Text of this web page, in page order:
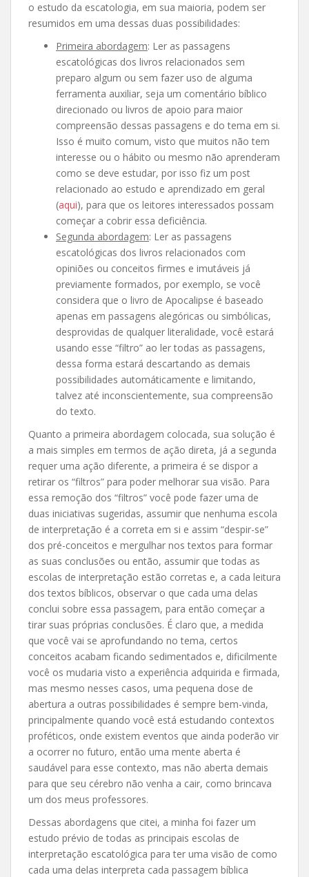
o estudo da escatologia, em sua maioria, podem ser
resumidos em uma dessas duas possibilidades:
Primeira abordagem: Ler as passagens
escatológicas dos livros relacionados sem
preparo algum ou sem fazer uso de alguma
ferramenta auxiliar, seja um comentário bíblico
direcionado ou livros de apoio para maior
compreensão dessas passagens e do tema em si.
Isso é muito comum, visto que muitos não tem
interesse ou o hábito ou mesmo não aprenderam
como se deve estudar, por isso fiz um post
relacionado ao estudo e aprendizado em geral
(aqui), para que os leitores interessados possam
começar a cobrir essa deficiência.
Segunda abordagem: Ler as passagens
escatológicas dos livros relacionados com
opiniões ou conceitos firmes e imutáveis já
previamente formados, por exemplo, se você
considera que o livro de Apocalipse é baseado
apenas em passagens alegóricas ou simbólicas,
desprovidas de qualquer literalidade, você estará
usando esse “filtro” ao ler todas as passagens,
dessa forma estará descartando as demais
possibilidades automáticamente e limitando,
talvez até inconscientemente, sua compreensão
do texto.
Quanto a primeira abordagem colocada, sua solução é
a mais simples em termos de ação direta, já a segunda
requer uma ação diferente, a primeira é se dispor a
retirar os “filtros” para poder melhorar sua visão. Para
essa remoção dos “filtros” você pode fazer uma de
duas iniciativas sugeridas, assumir que nenhuma escola
de interpretação é a correta em si e assim “despir-se”
dos pré-conceitos e mergulhar nos textos para formar
as suas conclusões ou então, assumir que todas as
escolas de interpretação estão corretas e, a cada leitura
dos textos bíblicos, observar o que cada uma delas
conclui sobre essa passagem, para então começar a
tirar suas próprias conclusões. É claro que, a medida
que você vai se aprofundando no tema, certos
conceitos acabam ficando sedimentados e, dificilmente
você os mudaria visto a experiência adquirida e firmada,
mas mesmo nesses casos, uma pequena dose de
abertura a outras possibilidades é sempre bem-vinda,
principalmente quando você está estudando contextos
proféticos, onde existem eventos que ainda poderão vir
a ocorrer no futuro, então uma mente aberta é
saudável para esse contexto, mas não aberta demais
para que seu cérebro não venha a cair, como brincava
um dos meus professores.
Dessas abordagens que citei, a minha foi fazer um
estudo prévio de todas as principais escolas de
interpretação escatológica para ter uma visão de como
cada uma delas interpreta cada passagem bíblica